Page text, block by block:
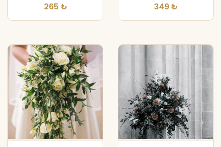
265 ₺ 349 ₺